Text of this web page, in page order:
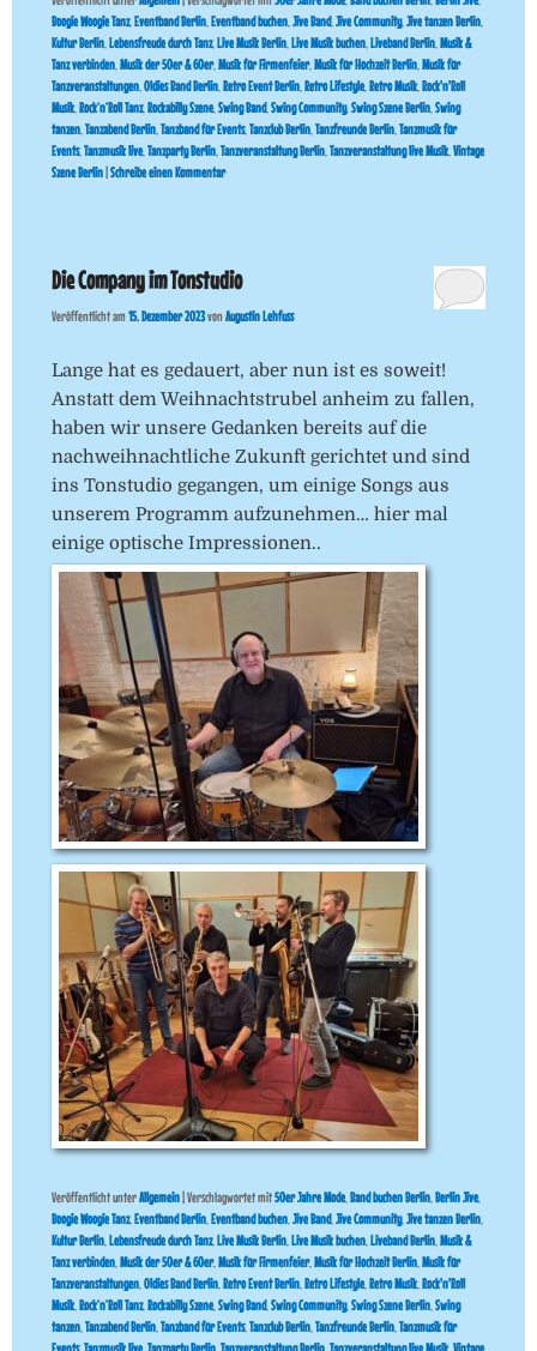
Boogie Woogie Tanz, Eventband Berlin, Eventband buchen, Jive Band, Jive Community, Jive tanzen Berlin,
Kultur Berlin, Lebensfreude durch Tanz, Live Musik Berlin, Live Musik buchen, Liveband Berlin, Musik &
Tanz verbinden, Musik der 50er & 60er, Musik für Firmenfeier, Musik für Hochzeit Berlin, Musik für
Tanzveranstaltungen, Oldies Band Berlin, Retro Event Berlin, Retro Lifestyle, Retro Musik, Rock'n'Roll
Musik, Rock’n’Roll Tanz, Rockabilly Szene, Swing Band, Swing Community, Swing Szene Berlin, Swing
tanzen, Tanzabend Berlin, Tanzband für Events, Tanzclub Berlin, Tanzfreunde Berlin, Tanzmusik für
Events, Tanzmusik live, Tanzparty Berlin, Tanzveranstaltung Berlin, Tanzveranstaltung live Musik, Vintage
Szene Berlin|Schreibe einen Kommentar
Die Company im Tonstudio
Veröffentlicht am15. Dezember 2023vonAugustin Lehfuss
Lange hat es gedauert, aber nun ist es soweit!
Anstatt dem Weihnachtstrubel anheim zu fallen,
haben wir unsere Gedanken bereits auf die
nachweihnachtliche Zukunft gerichtet und sind
ins Tonstudio gegangen, um einige Songs aus
unserem Programm aufzunehmen… hier mal
einige optische Impressionen..
Veröffentlicht unterAllgemein|Verschlagwortet mit50er Jahre Mode, Band buchen Berlin, Berlin Jive,
Boogie Woogie Tanz, Eventband Berlin, Eventband buchen, Jive Band, Jive Community, Jive tanzen Berlin,
Kultur Berlin, Lebensfreude durch Tanz, Live Musik Berlin, Live Musik buchen, Liveband Berlin, Musik &
Tanz verbinden, Musik der 50er & 60er, Musik für Firmenfeier, Musik für Hochzeit Berlin, Musik für
Tanzveranstaltungen, Oldies Band Berlin, Retro Event Berlin, Retro Lifestyle, Retro Musik, Rock'n'Roll
Musik, Rock’n’Roll Tanz, Rockabilly Szene, Swing Band, Swing Community, Swing Szene Berlin, Swing
tanzen, Tanzabend Berlin, Tanzband für Events, Tanzclub Berlin, Tanzfreunde Berlin, Tanzmusik für